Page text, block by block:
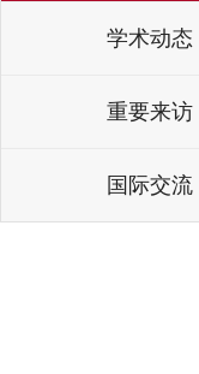
学术动态
重要来访
国际交流